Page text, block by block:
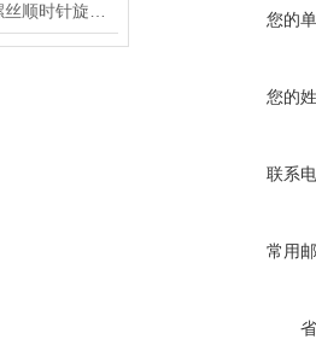
您的
您的
联系
常用